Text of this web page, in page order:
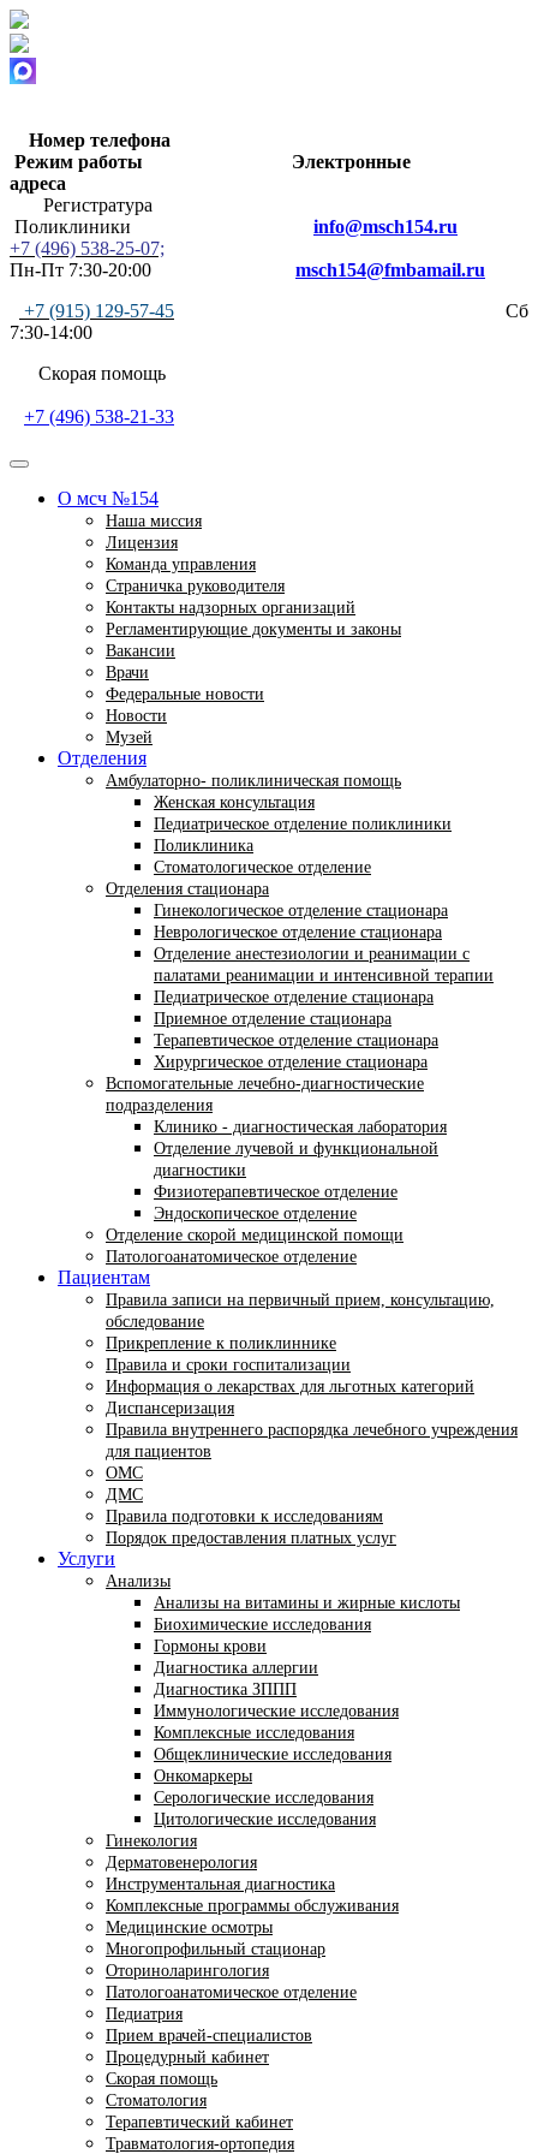
Номер телефона
Режим работы
Электронные
адреса
Регистратура
Поликлиники
info@msch154.ru
+7 (496) 538-25-07;
Пн-Пт 7:30-20:00 msch154@fmbamail.ru
+7 (915) 129-57-45
Сб
7:30-14:00
Скорая помощь
+7 (496) 538-21-33
О мсч №154
Наша миссия
Лицензия
Команда управления
Страничка руководителя
Контакты надзорных организаций
Регламентирующие документы и законы
Вакансии
Врачи
Федеральные новости
Новости
Музей
Отделения
Амбулаторно- поликлиническая помощь
Женская консультация
Педиатрическое отделение поликлиники
Поликлиника
Стоматологическое отделение
Отделения стационара
Гинекологическое отделение стационара
Неврологическое отделение стационара
Отделение анестезиологии и реанимации с
палатами реанимации и интенсивной терапии
Педиатрическое отделение стационара
Приемное отделение стационара
Терапевтическое отделение стационара
Хирургическое отделение стационара
Вспомогательные лечебно-диагностические
подразделения
Клинико - диагностическая лаборатория
Отделение лучевой и функциональной
диагностики
Физиотерапевтическое отделение
Эндоскопическое отделение
Отделение скорой медицинской помощи
Патологоанатомическое отделение
Пациентам
Правила записи на первичный прием, консультацию,
обследование
Прикрепление к поликлиннике
Правила и сроки госпитализации
Информация о лекарствах для льготных категорий
Диспансеризация
Правила внутреннего распорядка лечебного учреждения
для пациентов
ОМС
ДМС
Правила подготовки к исследованиям
Порядок предоставления платных услуг
Услуги
Анализы
Анализы на витамины и жирные кислоты
Биохимические исследования
Гормоны крови
Диагностика аллергии
Диагностика ЗППП
Иммунологические исследования
Комплексные исследования
Общеклинические исследования
Онкомаркеры
Серологические исследования
Цитологические исследования
Гинекология
Дерматовенерология
Инструментальная диагностика
Комплексные программы обслуживания
Медицинские осмотры
Многопрофильный стационар
Оториноларингология
Патологоанатомическое отделение
Педиатрия
Прием врачей-специалистов
Процедурный кабинет
Скорая помощь
Стоматология
Терапевтический кабинет
Травматология-ортопедия